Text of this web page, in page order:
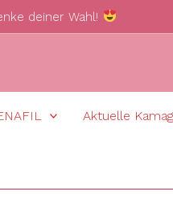
deiner Wahl!
Aktuelle